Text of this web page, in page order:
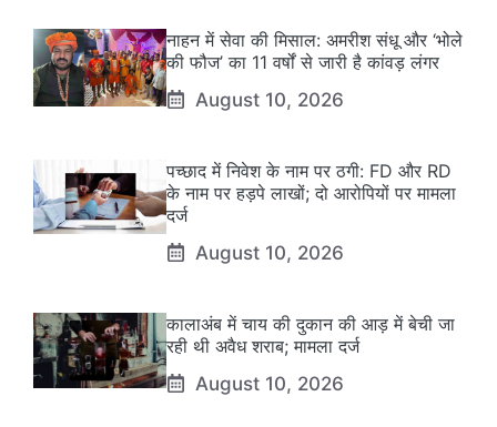
नाहन में सेवा की मिसाल: अमरीश संधू और ‘भोले
की फौज’ का 11 वर्षों से जारी है कांवड़ लंगर
August 10, 2026
पच्छाद में निवेश के नाम पर ठगी: FD और RD
के नाम पर हड़पे लाखों; दो आरोपियों पर मामला
दर्ज
August 10, 2026
कालाअंब में चाय की दुकान की आड़ में बेची जा
रही थी अवैध शराब; मामला दर्ज
August 10, 2026